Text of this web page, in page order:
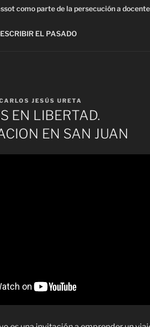
como parte de la persecución a
EL PASADO
JESÚS URETA
EN LIBERTAD.
EN SAN JUAN